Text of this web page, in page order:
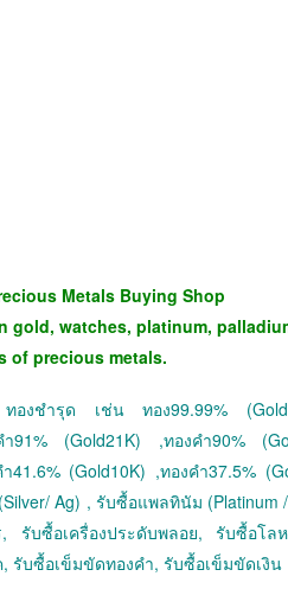
Metals Buying Shop
gold, watches, platinum,
of precious metals.
องชำรุด เช่น ทอง99.99%
91% (Gold21K) ,ทองคำ90%
41.6% (Gold10K) ,ทองคำ37.5%
Ag) , รับซื้อแพลทินัม (Platinum
, รับซื้อเครื่องประดับพลอย, รับซื้อโ
บซื้อเข็มขัดทองคำ, รับซื้อเข็มขัดเงิน